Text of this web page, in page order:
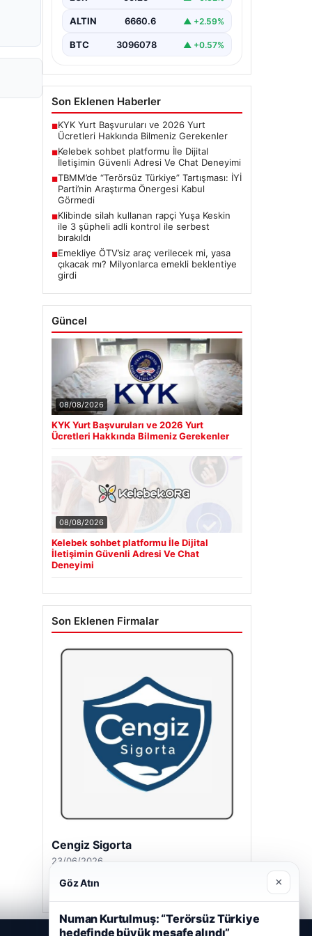
bir biçimde bağlantı kurması ciddi bir
Günümüzde…
ALTIN 6660.6 ▲ +2.59%
BTC 3096078 ▲ +0.57%
Son Eklenen Haberler
■KYK Yurt Başvuruları ve 2026 Yurt
Ücretleri Hakkında Bilmeniz Gerekenler
■Kelebek sohbet platformu İle Dijital
İletişimin Güvenli Adresi Ve Chat Deneyimi
■TBMM’de “Terörsüz Türkiye” Tartışması: İYİ
Parti’nin Araştırma Önergesi Kabul
Görmedi
■Klibinde silah kullanan rapçi Yuşa Keskin
ile 3 şüpheli adli kontrol ile serbest
bırakıldı
■Emekliye ÖTV’siz araç verilecek mi, yasa
çıkacak mı? Milyonlarca emekli beklentiye
girdi
Güncel
08/08/2026
KYK Yurt Başvuruları ve 2026 Yurt
Ücretleri Hakkında Bilmeniz Gerekenler
08/08/2026
Kelebek sohbet platformu İle Dijital
İletişimin Güvenli Adresi Ve Chat
Deneyimi
Son Eklenen Firmalar
Cengiz Sigorta
23/06/2026
Göz Atın ×
Numan Kurtulmuş: “Terörsüz Türkiye
hedefinde büyük mesafe alındı”